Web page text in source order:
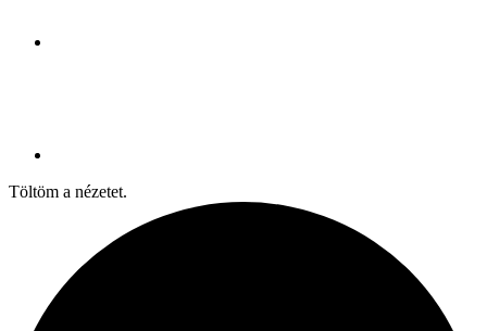
Töltöm a nézetet.